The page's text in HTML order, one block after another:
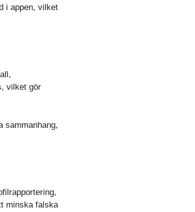
i appen, vilket
vilket gör
sammanhang,
minska falska